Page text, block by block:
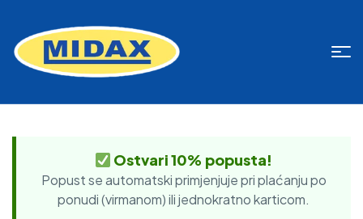
Ostvari 10% popusta!
Popust se automatski primjenjuje pri plaćanju po
ponudi (virmanom) ili jednokratno karticom.